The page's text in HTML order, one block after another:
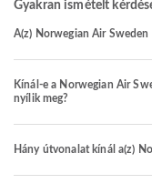
Gyakran ismételt
A(z) Norwegian Air
Kínál-e a Norwegian Air
nyílik meg?
Hány útvonalat kínál a(z)